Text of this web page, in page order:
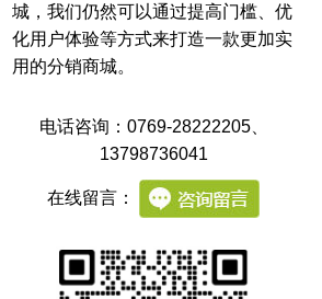
城，我们仍然可以通过提高门槛、优
化用户体验等方式来打造一款更加实
用的分销商城。
电话咨询：0769-28222205、
13798736041
在线留言：